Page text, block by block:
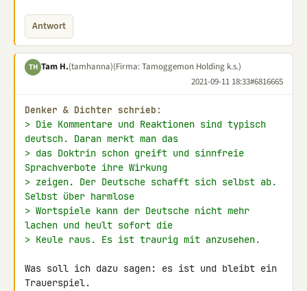
Antwort
TH Tam H.(tamhanna)(Firma: Tamoggemon Holding k.s.)
2021-09-11 18:33#6816665
Denker & Dichter schrieb:
> Die Kommentare und Reaktionen sind typisch
deutsch. Daran merkt man das
> das Doktrin schon greift und sinnfreie
Sprachverbote ihre Wirkung
> zeigen. Der Deutsche schafft sich selbst ab.
Selbst über harmlose
> Wortspiele kann der Deutsche nicht mehr
lachen und heult sofort die
> Keule raus. Es ist traurig mit anzusehen.
Was soll ich dazu sagen: es ist und bleibt ein
Trauerspiel.